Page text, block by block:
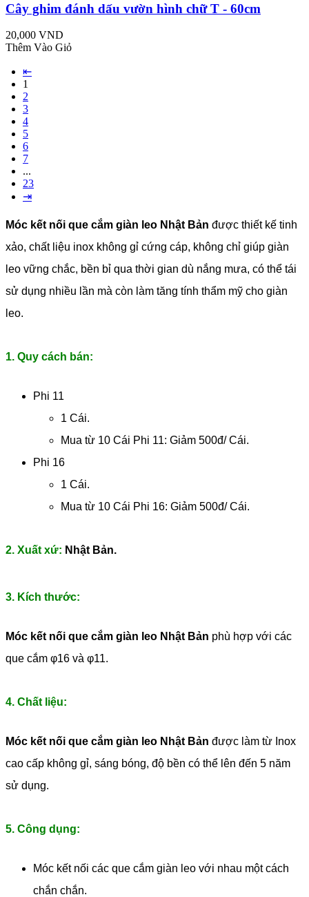
Cây ghim đánh dấu vườn hình chữ T - 60cm
20,000 VND
Thêm Vào Giỏ
⇤
1
2
3
4
5
6
7
...
23
⇥
Móc kết nối que cắm giàn leo Nhật Bản được thiết kế tinh
xảo, chất liệu inox không gỉ cứng cáp, không chỉ giúp giàn
leo vững chắc, bền bỉ qua thời gian dù nắng mưa, có thể tái
sử dụng nhiều lần mà còn làm tăng tính thẩm mỹ cho giàn
leo.
1. Quy cách bán:
Phi 11
1 Cái.
Mua từ 10 Cái Phi 11: Giảm 500đ/ Cái.
Phi 16
1 Cái.
Mua từ 10 Cái Phi 16: Giảm 500đ/ Cái.
2. Xuất xứ: Nhật Bản.
3. Kích thước:
Móc kết nối que cắm giàn leo Nhật Bản phù hợp với các
que cắm φ16 và φ11.
4. Chất liệu:
Móc kết nối que cắm giàn leo Nhật Bản được làm từ Inox
cao cấp không gỉ, sáng bóng, độ bền có thể lên đến 5 năm
sử dụng.
5. Công dụng:
Móc kết nối các que cắm giàn leo với nhau một cách
chắn chắn.